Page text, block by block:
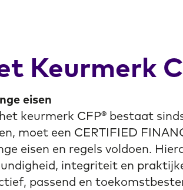
Keurmerk
eisen
keurmerk CFP® bestaat
moet een CERTIFIED
eisen en regels voldoen.
integriteit en
passend en